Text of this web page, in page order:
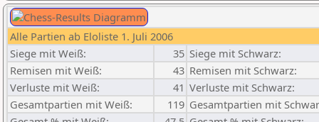
Alle Partien ab Eloliste 1. Juli 2006
Siege mit Weiß:
35 Siege mit Schwarz:
Remisen mit Weiß:
43 Remisen mit Schwarz:
Verluste mit Weiß:
41 Verluste mit Schwarz:
Gesamtpartien mit Weiß:
119 Gesamtpartien mit